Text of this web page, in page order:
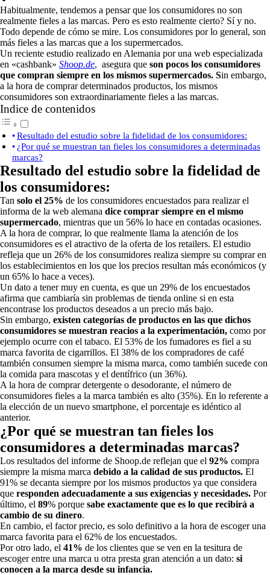
Habitualmente, tendemos a pensar que los consumidores no son
realmente fieles a las marcas. Pero es esto realmente cierto? Sí y no.
Todo depende de cómo se mire. Los consumidores por lo general, son
más fieles a las marcas que a los supermercados.
Un reciente estudio realizado en Alemania por una web especializada
en «cashbank» Shoop.de, asegura que son pocos los consumidores
que compran siempre en los mismos supermercados. Sin embargo,
a la hora de comprar determinados productos, los mismos
consumidores son extraordinariamente fieles a las marcas.
Indice de contenidos
Resultado del estudio sobre la fidelidad de los consumidores:
¿Por qué se muestran tan fieles los consumidores a determinadas
marcas?
Resultado del estudio sobre la fidelidad de
los consumidores:
Tan solo el 25% de los consumidores encuestados para realizar el
informa de la web alemana dice comprar siempre en el mismo
supermercado, mientras que un 56% lo hace en contadas ocasiones.
A la hora de comprar, lo que realmente llama la atención de los
consumidores es el atractivo de la oferta de los retailers. El estudio
refleja que un 26% de los consumidores realiza siempre su comprar en
los establecimientos en los que los precios resultan más económicos (y
un 65% lo hace a veces).
Un dato a tener muy en cuenta, es que un 29% de los encuestados
afirma que cambiaría sin problemas de tienda online si en esta
encontrase los productos deseados a un precio más bajo.
Sin embargo, existen categorías de productos en las que dichos
consumidores se muestran reacios a la experimentación, como por
ejemplo ocurre con el tabaco. El 53% de los fumadores es fiel a su
marca favorita de cigarrillos. El 38% de los compradores de café
también consumen siempre la misma marca, como también sucede con
la comida para mascotas y el dentífrico (un 36%).
A la hora de comprar detergente o desodorante, el número de
consumidores fieles a la marca también es alto (35%). En lo referente a
la elección de un nuevo smartphone, el porcentaje es idéntico al
anterior.
¿Por qué se muestran tan fieles los
consumidores a determinadas marcas?
Los resultados del informe de Shoop.de reflejan que el 92% compra
siempre la misma marca debido a la calidad de sus productos. El
91% se decanta siempre por los mismos productos ya que considera
que responden adecuadamente a sus exigencias y necesidades. Por
último, el 89% porque sabe exactamente que es lo que recibirá a
cambio de su dinero.
En cambio, el factor precio, es solo definitivo a la hora de escoger una
marca favorita para el 62% de los encuestados.
Por otro lado, el 41% de los clientes que se ven en la tesitura de
escoger entre una marca u otra presta gran atención a un dato: si
conocen a la marca desde su infancia.